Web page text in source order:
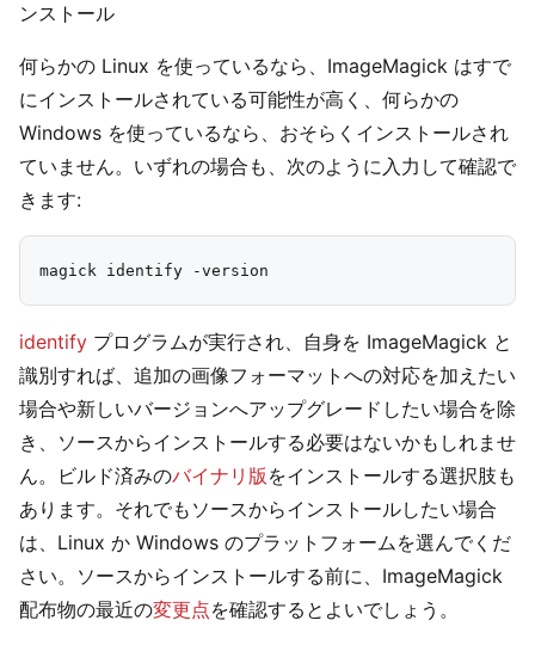
ンストール
何らかの Linux を使っているなら、ImageMagick はすで
にインストールされている可能性が高く、何らかの
Windows を使っているなら、おそらくインストールされ
ていません。いずれの場合も、次のように入力して確認で
きます:
identify プログラムが実行され、自身を ImageMagick と
識別すれば、追加の画像フォーマットへの対応を加えたい
場合や新しいバージョンへアップグレードしたい場合を除
き、ソースからインストールする必要はないかもしれませ
ん。ビルド済みのバイナリ版 をインストールする選択肢も
あります。それでもソースからインストールしたい場合
は、Linux か Windows のプラットフォームを選んでくだ
さい。ソースからインストールする前に、ImageMagick
配布物の最近の変更点を確認するとよいでしょう。